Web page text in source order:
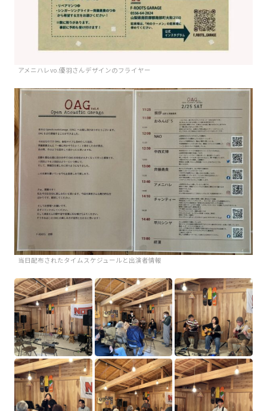
アメニハレvo.優羽さんデザインのフライヤー
当日配布されたタイムスケジュールと出演者情報